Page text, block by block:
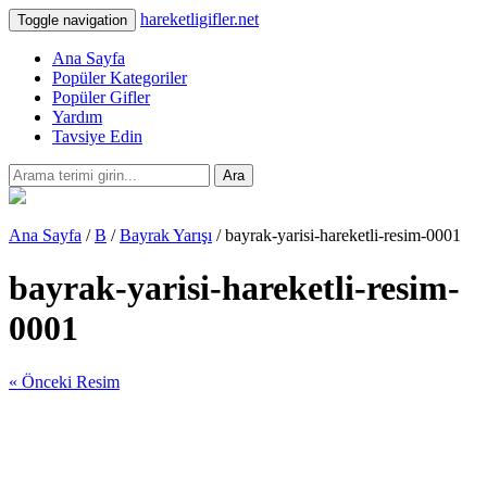
Toggle navigation hareketligifler.net
Ana Sayfa
Popüler Kategoriler
Popüler Gifler
Yardım
Tavsiye Edin
Ara
Ana Sayfa /B /Bayrak Yarışı / bayrak-yarisi-hareketli-resim-0001
bayrak-yarisi-hareketli-resim-
0001
« Önceki Resim